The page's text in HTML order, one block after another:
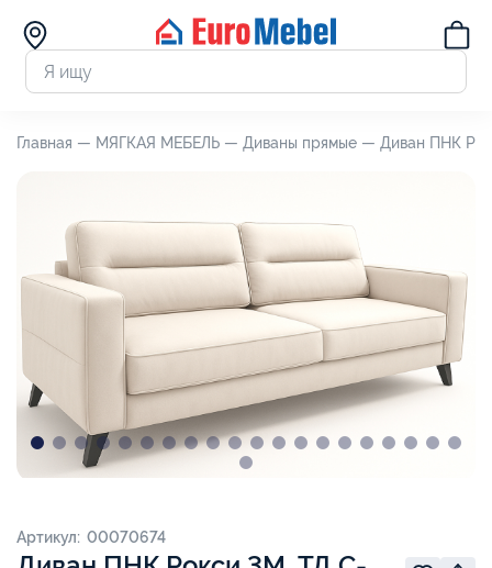
Главная — МЯГКАЯ МЕБЕЛЬ — Диваны прямые — Диван ПНК
Артикул: 00070674